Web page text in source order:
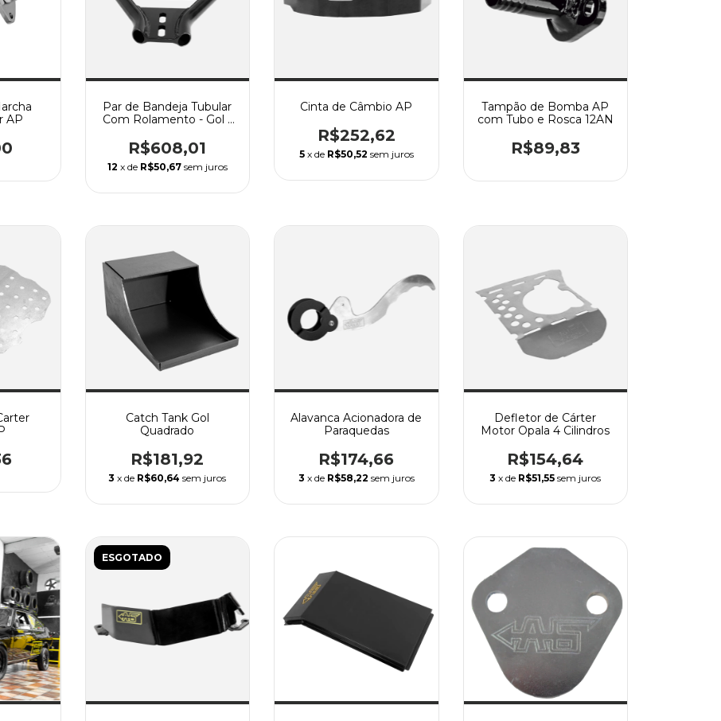
AP
Par de Bandeja Tubular
Com Rolamento - Gol /
/ Todos
R$608,01
12 x de R$50,67 sem juros
Cinta de Câmbio AP
R$252,62
5 x de R$50,52 sem juros
Tampão de Bomba AP
com Tubo e Rosca 12AN
R$89,83
Catch Tank Gol
Quadrado
R$181,92
3 x de R$60,64 sem juros
Alavanca Acionadora de
Paraquedas
R$174,66
3 x de R$58,22 sem juros
Defletor de Cárter
Motor Opala 4 Cilindros
R$154,64
3 x de R$51,55 sem juros
ESGOTADO